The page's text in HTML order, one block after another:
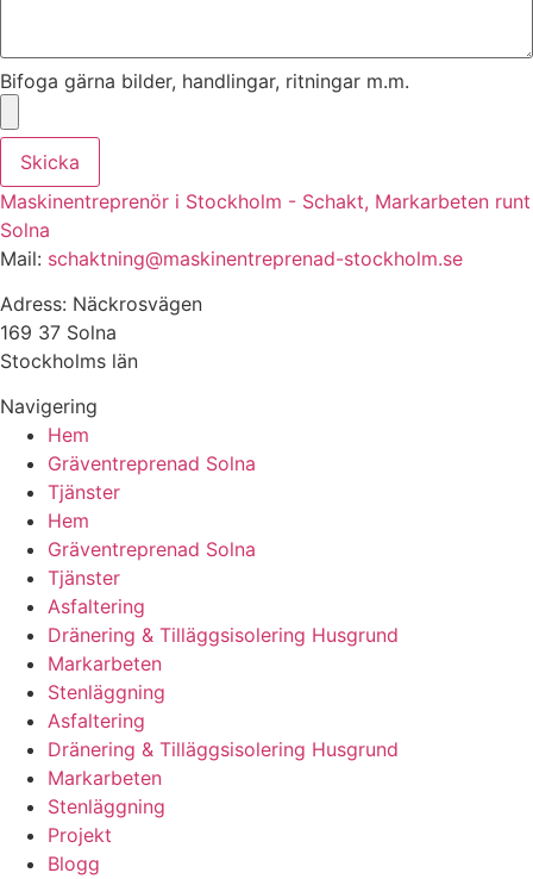
Bifoga gärna bilder, handlingar, ritningar m.m.
Skicka
Maskinentreprenör i Stockholm - Schakt, Markarbeten runt
Solna
Mail: schaktning@maskinentreprenad-stockholm.se
Adress: Näckrosvägen
169 37 Solna
Stockholms län
Navigering
Hem
Gräventreprenad Solna
Tjänster
Hem
Gräventreprenad Solna
Tjänster
Asfaltering
Dränering & Tilläggsisolering Husgrund
Markarbeten
Stenläggning
Asfaltering
Dränering & Tilläggsisolering Husgrund
Markarbeten
Stenläggning
Projekt
Blogg